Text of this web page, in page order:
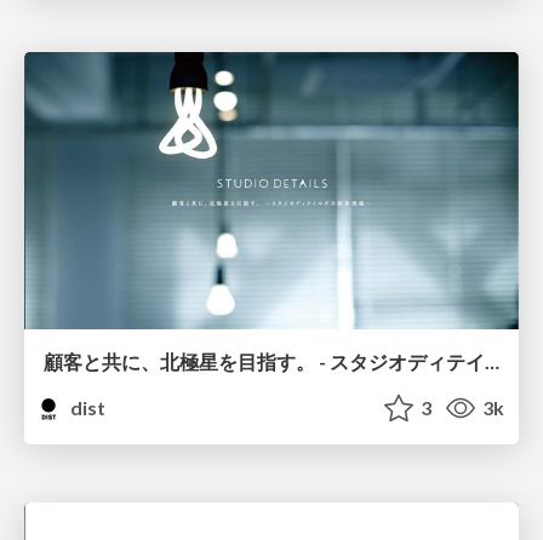
顧客と共に、北極星を目指す。 - スタジオディテイルズの制作現場 -
dist
3 3k